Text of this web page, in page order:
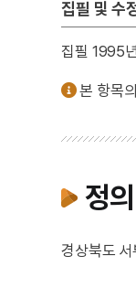
집필 및 수
집필 1995년
본 항목
정의
경상북도